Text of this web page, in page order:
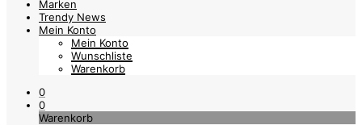
Marken
Trendy News
Mein Konto
Mein Konto
Wunschliste
Warenkorb
0
0
Warenkorb